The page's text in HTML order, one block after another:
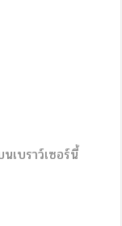
เบราว์เซอร์นี้